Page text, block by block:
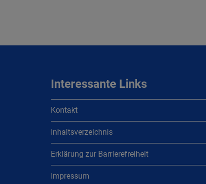
Interessante Links
Kontakt
Inhaltsverzeichnis
Erklärung zur Barrierefreiheit
Impressum